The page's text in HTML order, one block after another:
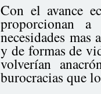
Con el avance
proporcionan
necesidades mas
y de formas de
volverían
burocracias que